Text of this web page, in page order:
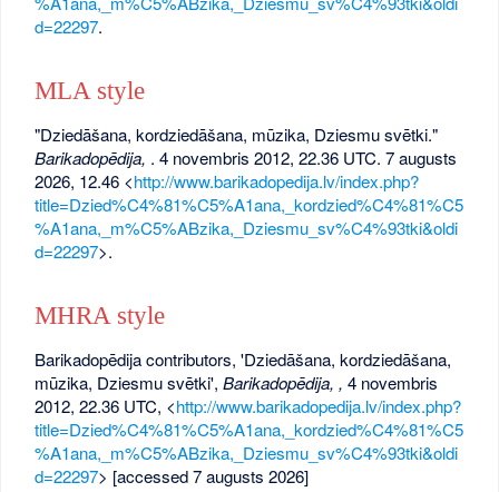
d=22297.
MLA style
"Dziedāšana, kordziedāšana, mūzika, Dziesmu svētki."
Barikadopēdija, . 4 novembris 2012, 22.36 UTC. 7 augusts
2026, 12.46 <http://www.barikadopedija.lv/index.php?
title=Dzied%C4%81%C5%A1ana,_kordzied%C4%81%C5
%A1ana,_m%C5%ABzika,_Dziesmu_sv%C4%93tki&oldi
d=22297>.
MHRA style
Barikadopēdija contributors, 'Dziedāšana, kordziedāšana,
mūzika, Dziesmu svētki',Barikadopēdija, , 4 novembris
2012, 22.36 UTC, <http://www.barikadopedija.lv/index.php?
title=Dzied%C4%81%C5%A1ana,_kordzied%C4%81%C5
%A1ana,_m%C5%ABzika,_Dziesmu_sv%C4%93tki&oldi
d=22297> [accessed 7 augusts 2026]